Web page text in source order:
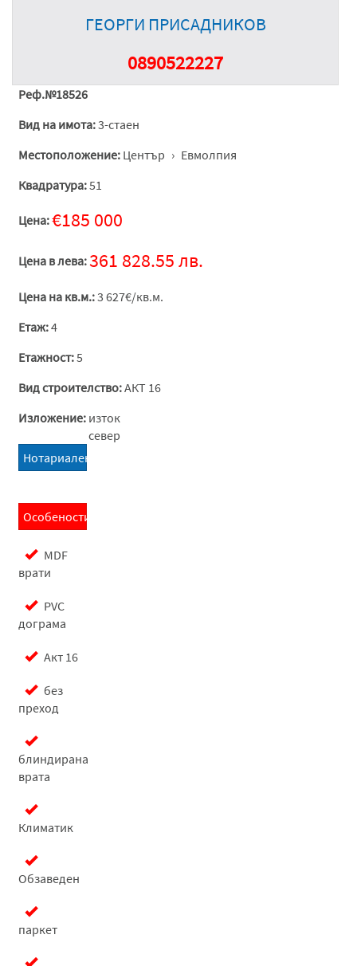
ГЕОРГИ ПРИСАДНИКОВ
0890522227
Реф.№18526
Вид на имота:3-стаен
Местоположение: Център › Евмолпия
Квадратура:51
Цена:€185 000
Цена в лева:361 828.55 лв.
Цена на кв.м.:3 627€/кв.м.
Етаж:4
Етажност:5
Вид строителство:АКТ 16
Изложение: изток
север
Нотариален калкулатор
Особености:
MDF
врати
PVC
дограма
Акт 16
без
преход
блиндирана
врата
Климатик
Обзаведен
паркет